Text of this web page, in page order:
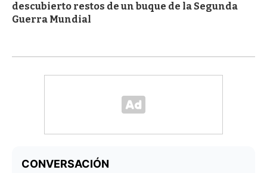
descubierto restos de un buque de la Segunda
Guerra Mundial